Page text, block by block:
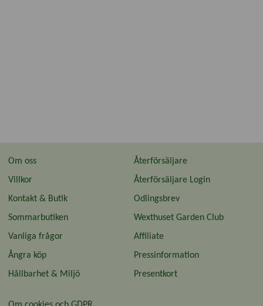
Om oss
Villkor
Kontakt & Butik
Sommarbutiken
Vanliga frågor
Ångra köp
Hållbarhet & Miljö
Återförsäljare
Återförsäljare Login
Odlingsbrev
Wexthuset Garden Club
Affiliate
Pressinformation
Presentkort